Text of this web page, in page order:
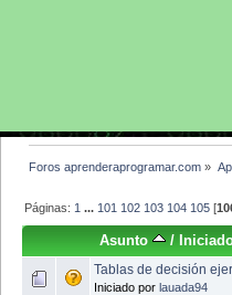
Foros aprenderaprogramar.com »
Páginas: 1 ... 101 102 103 104 105 [
Asunto /
Tablas de decisión
Iniciado por lauada94